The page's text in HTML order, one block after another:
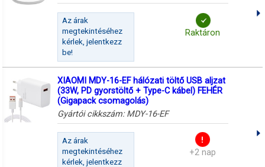
Az árak
megtekintéséhez
kérlek, jelentkezz
be!
Raktáron
XIAOMI MDY-16-EF hálózati töltő USB aljzat
(33W, PD gyorstöltő + Type-C kábel) FEHÉR
(Gigapack csomagolás)
Gyártói cikkszám: MDY-16-EF
Az árak
megtekintéséhez
kérlek, jelentkezz
+2 nap